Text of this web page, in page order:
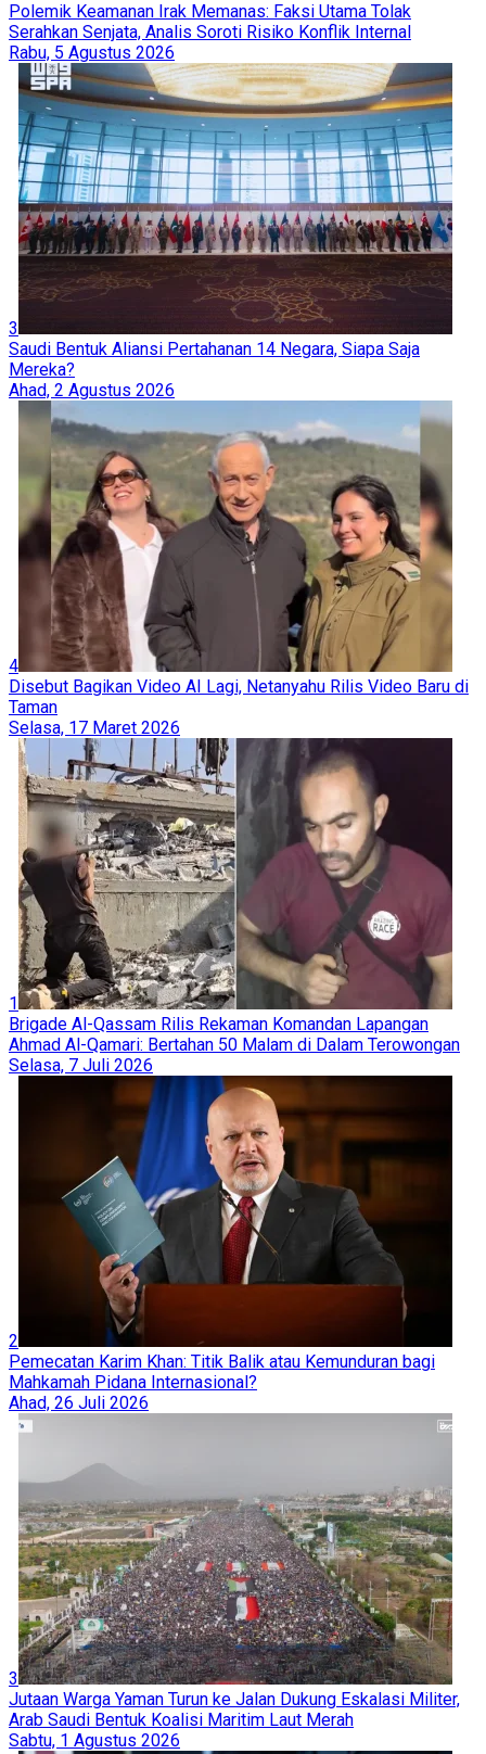
Polemik Keamanan Irak Memanas: Faksi Utama Tolak
Serahkan Senjata, Analis Soroti Risiko Konflik Internal
Rabu, 5 Agustus 2026
3
Saudi Bentuk Aliansi Pertahanan 14 Negara, Siapa Saja
Mereka?
Ahad, 2 Agustus 2026
4
Disebut Bagikan Video AI Lagi, Netanyahu Rilis Video Baru di
Taman
Selasa, 17 Maret 2026
1
Brigade Al-Qassam Rilis Rekaman Komandan Lapangan
Ahmad Al-Qamari: Bertahan 50 Malam di Dalam Terowongan
Selasa, 7 Juli 2026
2
Pemecatan Karim Khan: Titik Balik atau Kemunduran bagi
Mahkamah Pidana Internasional?
Ahad, 26 Juli 2026
3
Jutaan Warga Yaman Turun ke Jalan Dukung Eskalasi Militer,
Arab Saudi Bentuk Koalisi Maritim Laut Merah
Sabtu, 1 Agustus 2026